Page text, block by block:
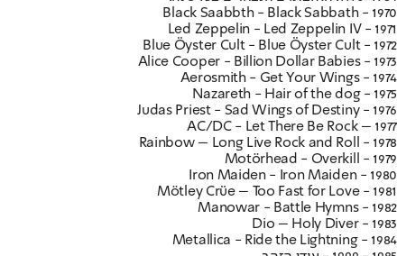
1970 - Black Saabbth - Black Sabbath
1971 - Led Zeppelin - Led Zeppelin IV
1972 - Blue Öyster Cult - Blue Öyster Cult
1973 - Alice Cooper - Billion Dollar Babies
1974 - Aerosmith - Get Your Wings
1975 - Nazareth - Hair of the dog
1976 - Judas Priest - Sad Wings of Destiny
1977 – AC/DC - Let There Be Rock
1978 - Rainbow – Long Live Rock and Roll
1979 - Motörhead - Overkill
1980 - Iron Maiden - Iron Maiden
1981 - Mötley Crüe – Too Fast for Love
1982 - Manowar - Battle Hymns
1983 - Dio – Holy Diver
1984 - Metallica - Ride the Lightning